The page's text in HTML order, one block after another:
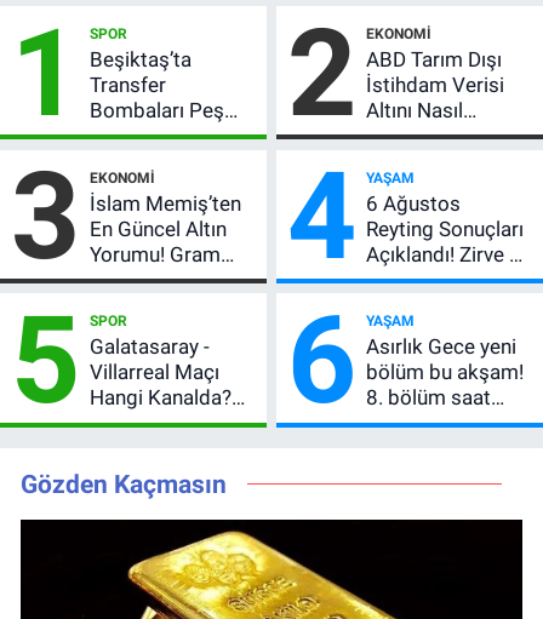
1 SPOR
Beşiktaş’ta
Transfer
Bombaları Peş
Peşe! Adalı
Açıkladı, 5 Yıldız
Daha Listede
2 EKONOMI
ABD Tarım Dışı
İstihdam Verisi
Altını Nasıl
Etkiler? Çok Basit
3 EKONOMI
İslam Memiş’ten
En Güncel Altın
Yorumu! Gram
Altın İçin 6.350 TL
Beklentisi
Değişmedi
4 YAŞAM
6 Ağustos
Reyting Sonuçları
Açıklandı! Zirve El
Değiştirdi:
MasterChef'i
Geride Bıraktı
5 SPOR
Galatasaray -
Villarreal Maçı
Hangi Kanalda?
Hazırlık Maçı Ne
Kaçta, Nereden
İzlenir?
6 YAŞAM
Asırlık Gece yeni
bölüm bu akşam!
8. bölüm saat
kaçta, TRT 1 canlı
Gözden Kaçmasın